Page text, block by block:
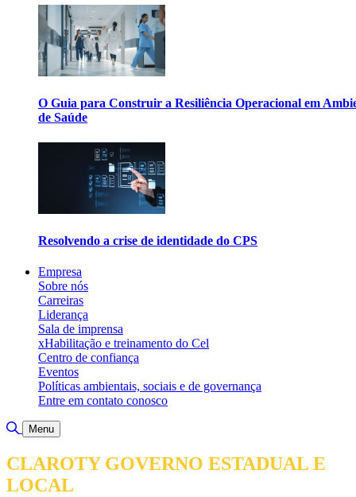
O Guia para Construir a Resiliência Operacional em
de Saúde
Resolvendo a crise de identidade do CPS
Empresa
Sobre nós
Carreiras
Liderança
Sala de imprensa
xHabilitação e treinamento do Cel
Centro de confiança
Eventos
Políticas ambientais, sociais e de governança
Entre em contato conosco
Alternar pesquisa
Menu
CLAROTY GOVERNO ESTADUAL E
LOCAL